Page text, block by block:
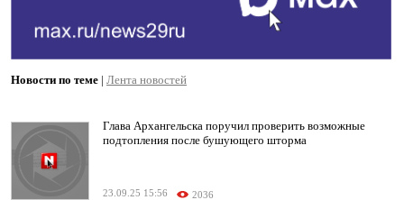
Новости по теме | Лента новостей
Глава Архангельска поручил проверить возможные
подтопления после бушующего шторма
23.09.25 15:56 2036